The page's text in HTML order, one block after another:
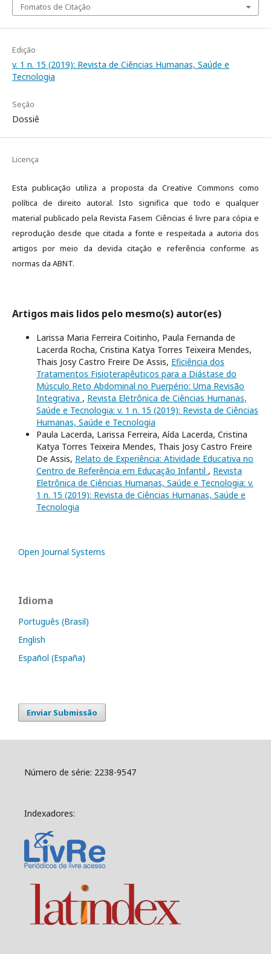
Fomatos de Citação
Edição
v. 1 n. 15 (2019): Revista de Ciências Humanas, Saúde e
Tecnologia
Seção
Dossiê
Licença
Esta publicação utiliza a proposta da Creative Commons como
política de direito autoral. Isto significa que todo e qualquer
material publicado pela Revista Fasem Ciências é livre para cópia e
reprodução desde que citada a fonte e respeitada a autoria dos
artigos por meio da devida citação e referência conforme as
normas da ABNT.
Artigos mais lidos pelo mesmo(s) autor(es)
Larissa Maria Ferreira Coitinho, Paula Fernanda de
Lacerda Rocha, Cristina Katya Torres Teixeira Mendes,
Thais Josy Castro Freire De Assis, Eficiência dos
Tratamentos Fisioterapêuticos para a Diástase do
Músculo Reto Abdominal no Puerpério: Uma Revisão
Integrativa , Revista Eletrônica de Ciências Humanas,
Saúde e Tecnologia: v. 1 n. 15 (2019): Revista de Ciências
Humanas, Saúde e Tecnologia
Paula Lacerda, Larissa Ferreira, Aída Lacerda, Cristina
Katya Torres Teixeira Mendes, Thais Josy Castro Freire
De Assis, Relato de Experiência: Atividade Educativa no
Centro de Referência em Educação Infantil , Revista
Eletrônica de Ciências Humanas, Saúde e Tecnologia: v.
1 n. 15 (2019): Revista de Ciências Humanas, Saúde e
Tecnologia
Open Journal Systems
Idioma
Português (Brasil)
English
Español (España)
Enviar Submissão
Número de série: 2238-9547
Indexadores: